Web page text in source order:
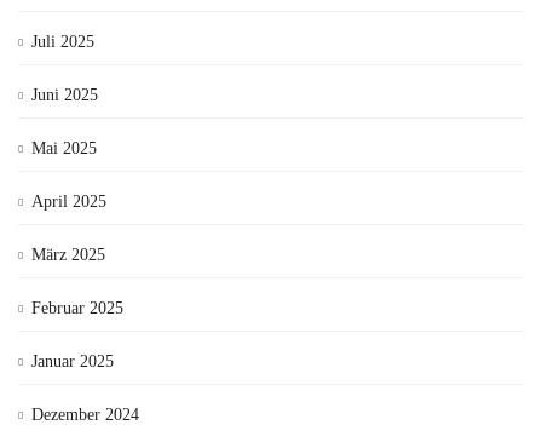
Juli 2025
Juni 2025
Mai 2025
April 2025
März 2025
Februar 2025
Januar 2025
Dezember 2024